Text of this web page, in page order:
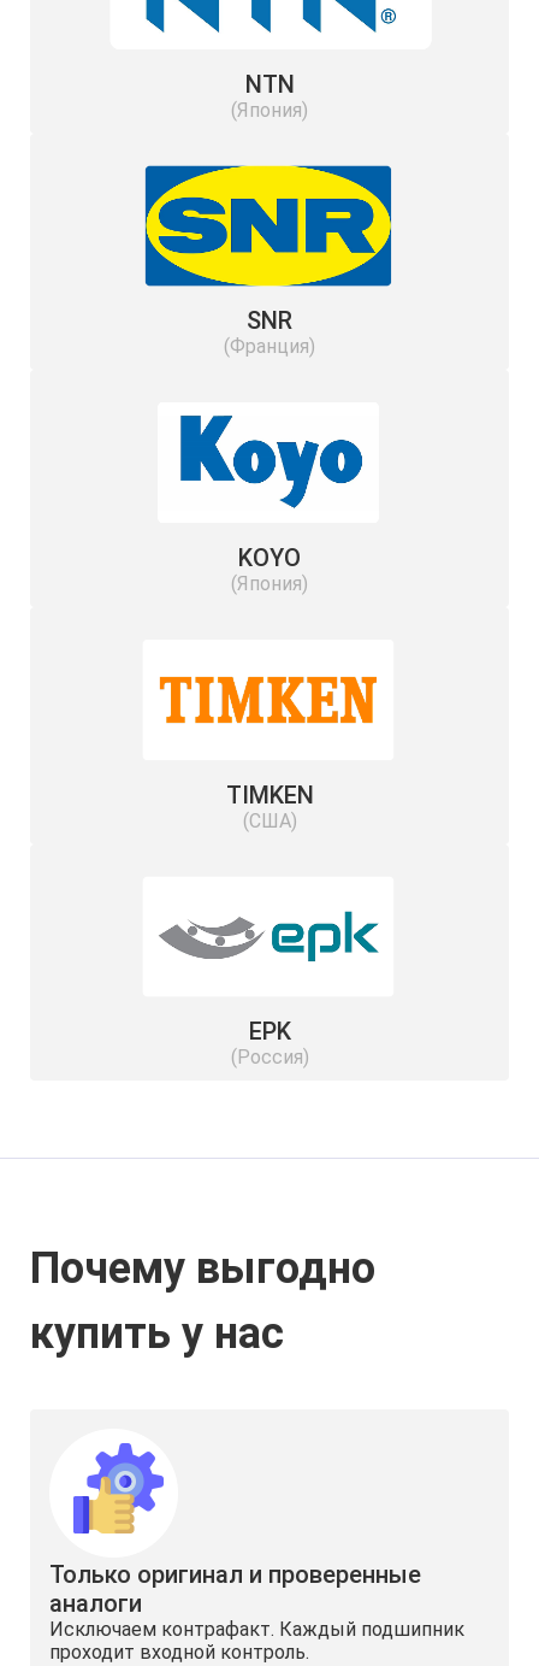
NTN
(Япония)
SNR
(Франция)
KOYO
(Япония)
TIMKEN
(США)
EPK
(Россия)
Почему выгодно
купить у нас
Только оригинал и проверенные
аналоги
Исключаем контрафакт. Каждый подшипник
проходит входной контроль.